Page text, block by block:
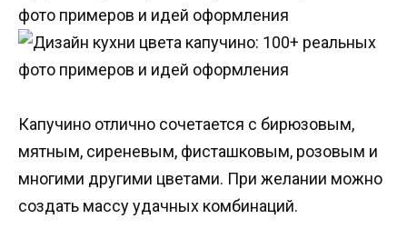
Капучино отлично сочетается с бирюзовым,
мятным, сиреневым, фисташковым, розовым и
многими другими цветами. При желании можно
создать массу удачных комбинаций.